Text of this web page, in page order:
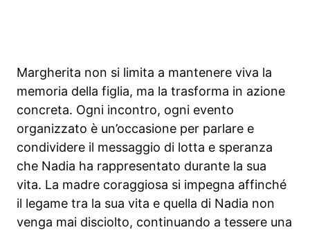
Margherita non si limita a mantenere viva la
memoria della figlia, ma la trasforma in azione
concreta. Ogni incontro, ogni evento
organizzato è un’occasione per parlare e
condividere il messaggio di lotta e speranza
che Nadia ha rappresentato durante la sua
vita. La madre coraggiosa si impegna affinché
il legame tra la sua vita e quella di Nadia non
venga mai disciolto, continuando a tessere una